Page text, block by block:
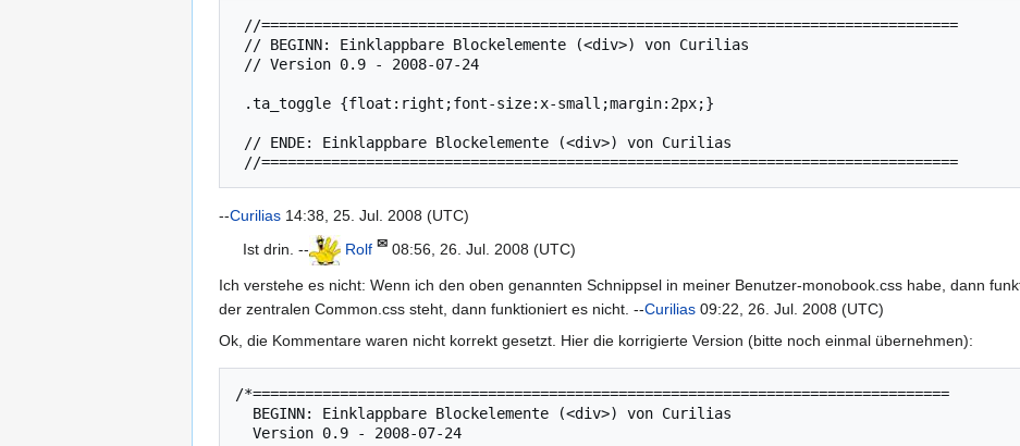
--Curilias 14:38, 25. Jul. 2008 (UTC)
Ist drin. --
Rolf ✉ 08:56, 26. Jul. 2008 (UTC)
Ich verstehe es nicht: Wenn ich den oben genannten Schnippsel in meiner Benutzer-monobook.css habe, dann
der zentralen Common.css steht, dann funktioniert es nicht. --Curilias 09:22, 26. Jul. 2008 (UTC)
Ok, die Kommentare waren nicht korrekt gesetzt. Hier die korrigierte Version (bitte noch einmal übernehmen):
/*================================================================================